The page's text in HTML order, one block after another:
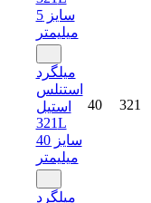
سایز 5
میلیمتر
میلگرد
استنلس
استیل
321L
سایز 40
میلیمتر
40 321
میلگرد